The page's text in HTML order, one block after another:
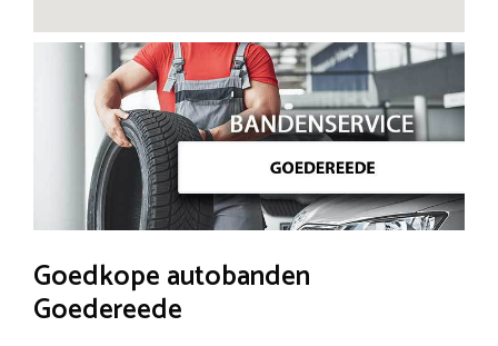
Goedkope autobanden
Goedereede